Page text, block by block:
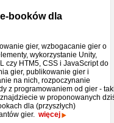
booków dla
gier, wzbogacanie gier o
wykorzystanie Unity,
czy HTM5, CSS i JavaScript do
gier, publikowanie gier i
na nich, rozpoczynanie
z programowaniem od gier -
w proponowanych
dla (przyszłych)
gier. więcej